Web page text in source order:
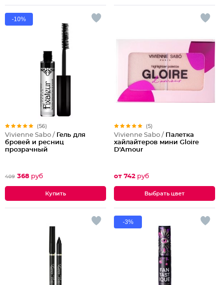
-10%
(56)
Vivienne Sabo / Гель для
бровей и ресниц
прозрачный
409 368 руб
(5)
Vivienne Sabo / Палетка
хайлайтеров мини Gloire
D'Amour
от 742 руб
Выбрать цвет
-3%